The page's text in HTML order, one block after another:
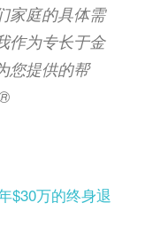
家庭的具体需
作为专长于金
您提供的帮
$30万的终身退